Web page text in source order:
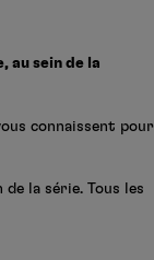
au sein de la
connaissent pour
la série. Tous les